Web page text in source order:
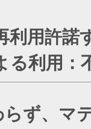
利用許諾
る利用：
ず、マ